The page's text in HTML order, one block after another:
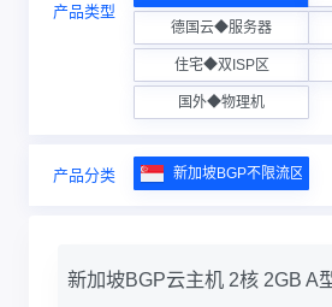
产品类型
德国云◆服务器
住宅◆双ISP区
国外◆物理机
产品分类 新加坡BGP不限流区
新加坡BGP云主机 2核 2GB A